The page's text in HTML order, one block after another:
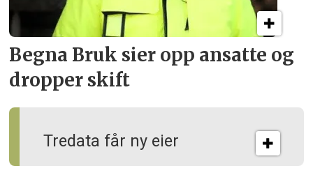
Tredata får ny eier
Begna Bruk sier opp ansatte og
dropper skift